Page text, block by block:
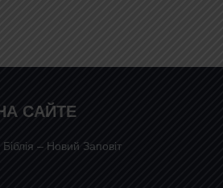
САЙТЕ
Біблія – Новий Заповіт